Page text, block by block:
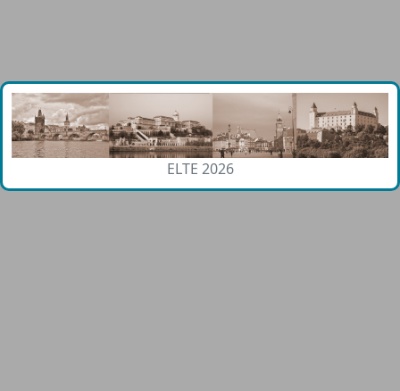
ELTE 2026